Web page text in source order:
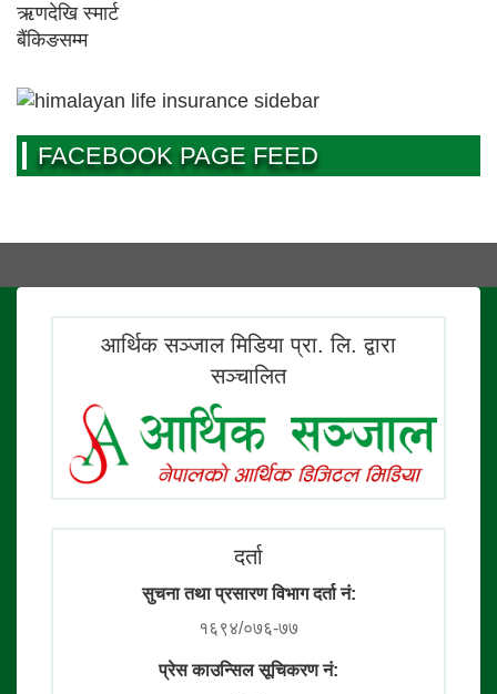
FACEBOOK PAGE FEED
आर्थिक सञ्जाल मिडिया प्रा. लि. द्वारा
सञ्चालित
दर्ता
सुचना तथा प्रसारण विभाग दर्ता नं:
१६९४/०७६-७७
प्रेस काउन्सिल सूचिकरण नं: